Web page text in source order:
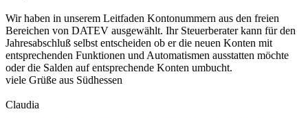
Wir haben in unserem Leitfaden Kontonummern aus den freien
Bereichen von DATEV ausgewählt. Ihr Steuerberater kann für den
Jahresabschluß selbst entscheiden ob er die neuen Konten mit
entsprechenden Funktionen und Automatismen ausstatten möchte
oder die Salden auf entsprechende Konten umbucht.
viele Grüße aus Südhessen
Claudia